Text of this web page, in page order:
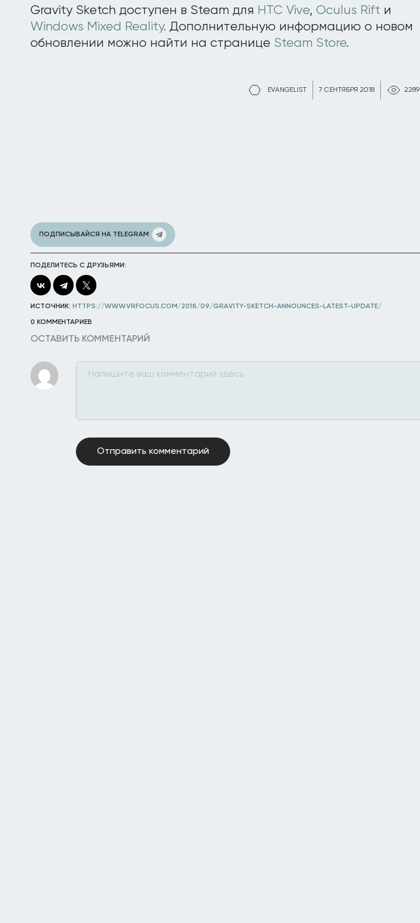
EVANGELIST 7 СЕНТЯБРЯ 2018 2289
Gravity Sketch доступен в Steam для HTC Vive, Oculus Rift и
Windows Mixed Reality. Дополнительную информацию о новом
обновлении можно найти на странице Steam Store.
ПОДПИСЫВАЙСЯ НА TELEGRAM
ПОДЕЛИТЕСЬ С ДРУЗЬЯМИ:
ИСТОЧНИК: HTTPS://WWW.VRFOCUS.COM/2018/09/GRAVITY-SKETCH-ANNOUNCES-LATEST-UPDATE/
0 КОММЕНТАРИЕВ
ОСТАВИТЬ КОММЕНТАРИЙ